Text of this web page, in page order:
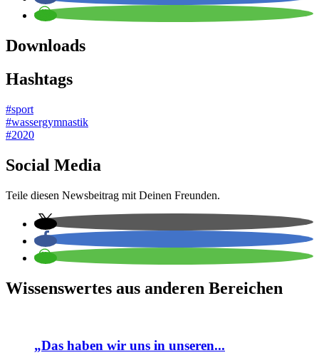
Downloads
Hashtags
#sport
#wassergymnastik
#2020
Social Media
Teile diesen Newsbeitrag mit Deinen Freunden.
Wissenswertes aus anderen Bereichen
„Das haben wir uns in unseren...